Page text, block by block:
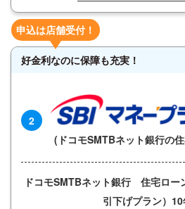
申込は店舗受付！
好金利なのに保障も充実！
2
(ドコモSMTBネット銀行の
ドコモSMTBネット銀行 住宅ロー
引下げプラン）